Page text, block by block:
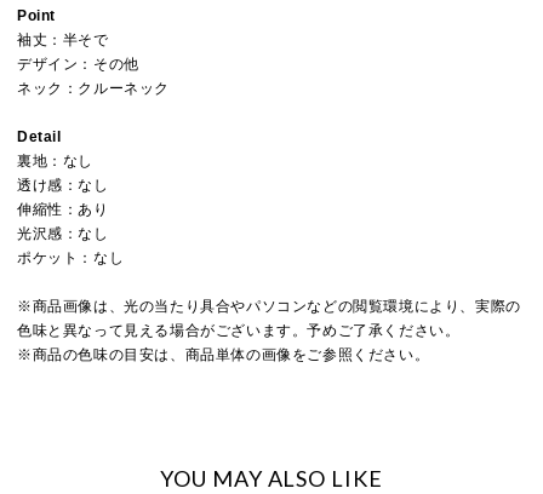
Point
袖丈：半そで
デザイン：その他
ネック：クルーネック
Detail
裏地：なし
透け感：なし
伸縮性：あり
光沢感：なし
ポケット：なし
※商品画像は、光の当たり具合やパソコンなどの閲覧環境により、実際の
色味と異なって見える場合がございます。予めご了承ください。
※商品の色味の目安は、商品単体の画像をご参照ください。
YOU MAY ALSO LIKE